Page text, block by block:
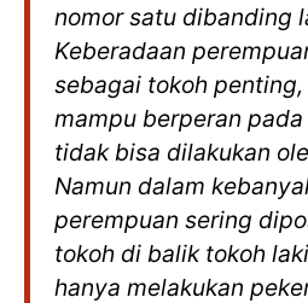
nomor satu dibanding
Keberadaan
sebagai tokoh
mampu berperan
tidak bisa dilakukan
Namun dalam
perempuan sering
tokoh di balik tokoh
hanya melakukan